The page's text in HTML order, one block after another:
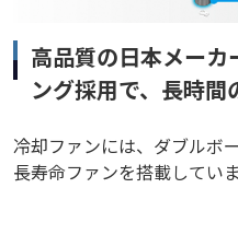
高品質の日本メーカ
ング採用で、長時間
冷却ファンには、ダブルボ
長寿命ファンを搭載していま